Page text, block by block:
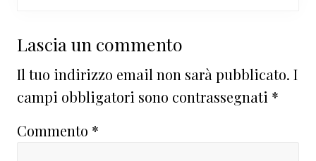
Interazioni
del
lettore
Lascia un commento
Il tuo indirizzo email non sarà pubblicato. I
campi obbligatori sono contrassegnati *
Commento *